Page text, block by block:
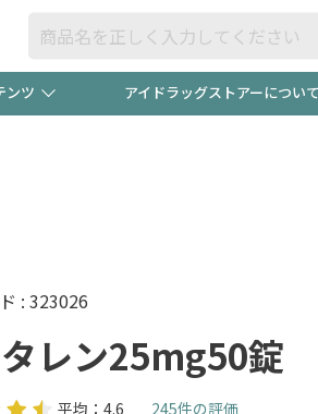
ト用品
ンツ
種類"出現中！今月のスト
るクーポンプレゼント中！！
アイドラッグストアーについて
: 323026
レン25mg50錠
平均：4.6 245件の評価